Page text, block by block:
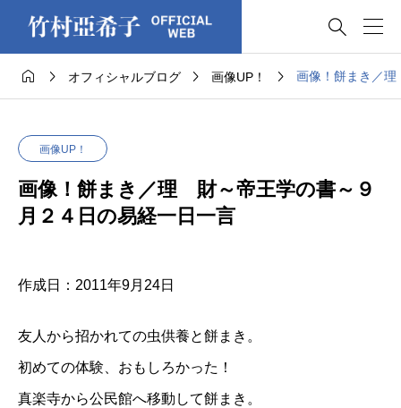

  オフィシャルブログ  画像UP！  画像！餅まき／
画像UP！
画像！餅まき／理 財～帝王学の書～９
月２４日の易経一日一言
作成日：2011年9月24日
友人から招かれての虫供養と餅まき。
初めての体験、おもしろかった！
真楽寺から公民館へ移動して餅まき。